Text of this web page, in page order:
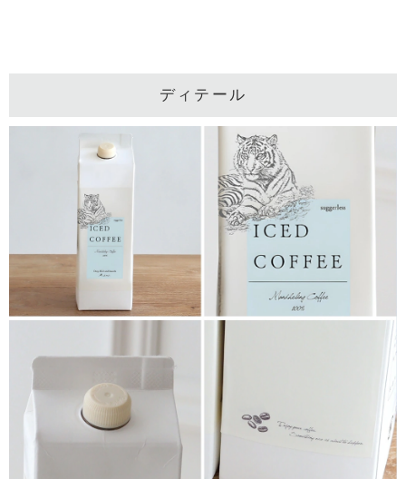
ディテール